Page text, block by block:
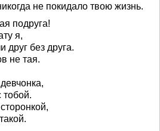
не покидало твою жизнь.
подруга!
я,
друг без друга.
не тая.
тобой.